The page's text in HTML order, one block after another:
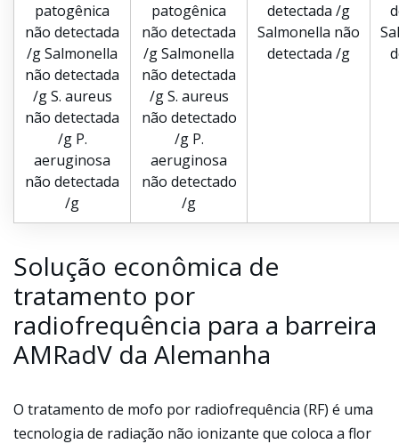
patogênica
não detectada
/g Salmonella
não detectada
/g S. aureus
não detectada
/g P.
aeruginosa
não detectada
/g
patogênica
não detectada
/g Salmonella
não detectada
/g S. aureus
não detectado
/g P.
aeruginosa
não detectado
/g
detectada /g
Salmonella não
detectada /g
Solução econômica de
tratamento por
radiofrequência para a barreira
AMRadV da Alemanha
O tratamento de mofo por radiofrequência (RF) é uma
tecnologia de radiação não ionizante que coloca a flor